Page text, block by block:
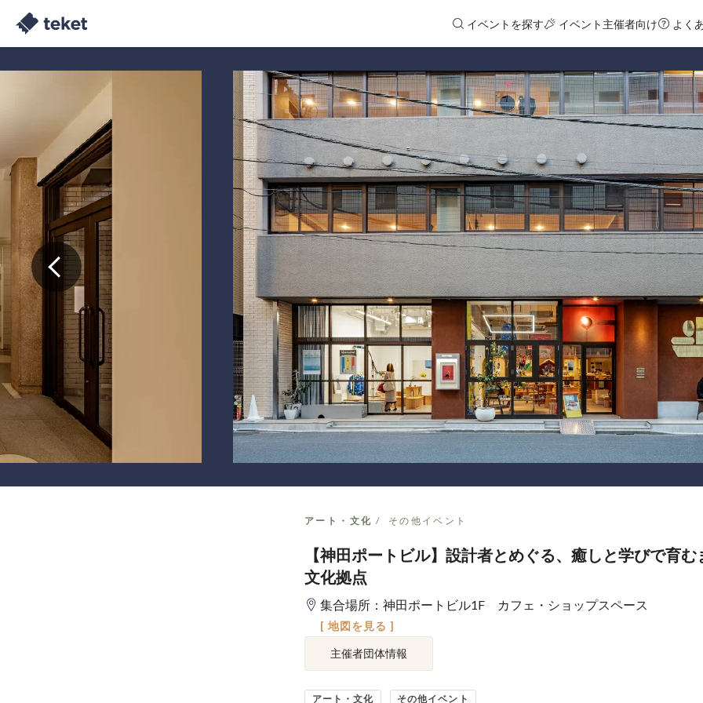
イベントを探す イベント主催者向け よく
アート・文化 その他イベント
【神田ポートビル】設計者とめぐる、癒しと学びで育む
文化拠点
集合場所：神田ポートビル1F カフェ・ショップスペース
[ 地図を見る ]
主催者団体情報
アート・文化 その他イベント